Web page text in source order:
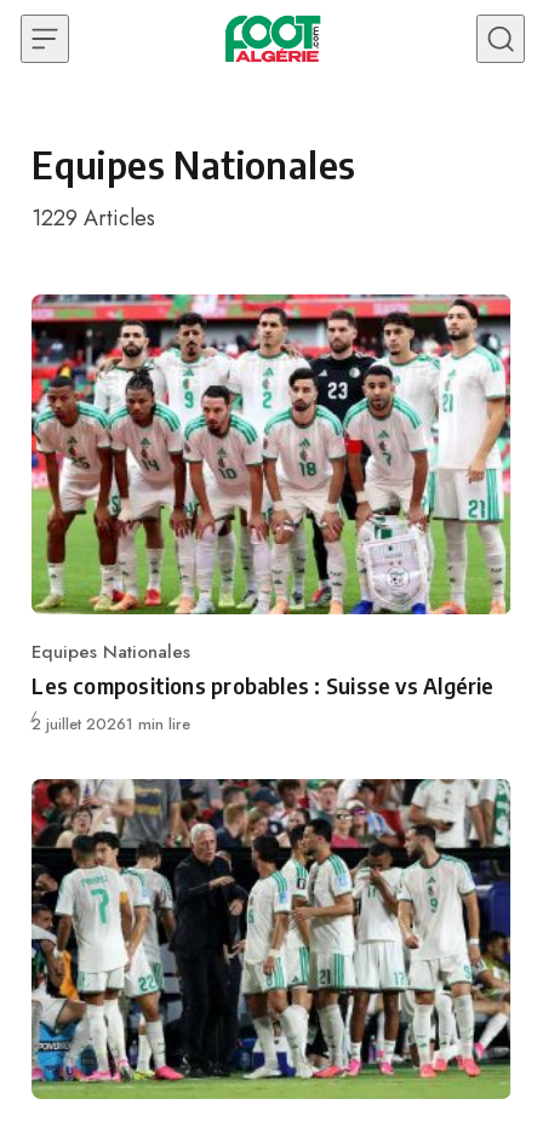
Skip to content
Equipes Nationales
1229 Articles
Category
Equipes Nationales
Les compositions probables : Suisse vs Algérie
Publié
2 juillet 20261 min lire